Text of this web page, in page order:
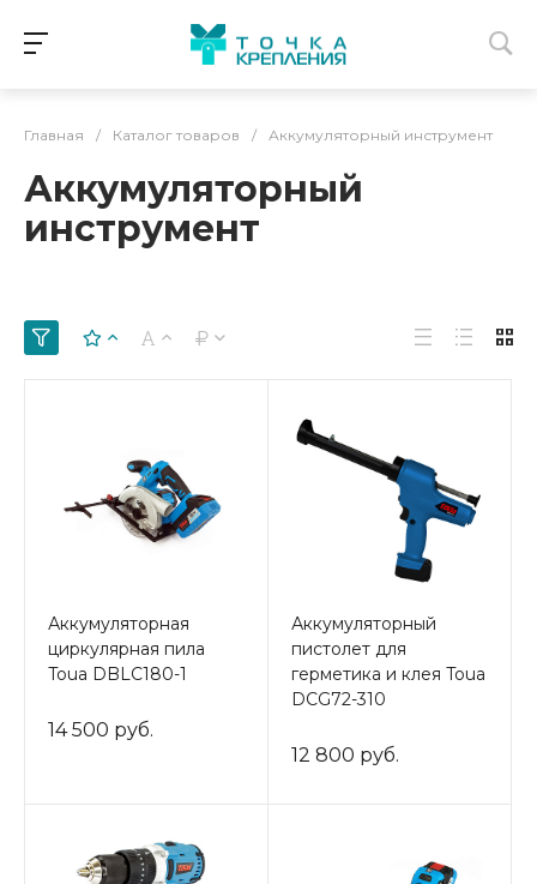
Главная / Каталог товаров / Аккумуляторный инструмент
Аккумуляторный
инструмент
Аккумуляторная
циркулярная пила
Toua DBLC180-1
14 500 руб.
Аккумуляторный
пистолет для
герметика и клея Toua
DCG72-310
12 800 руб.